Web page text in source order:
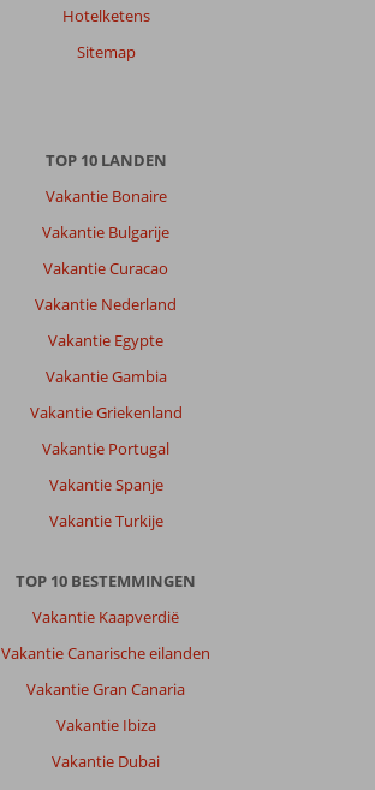
Hotelketens
Sitemap
TOP 10 LANDEN
Vakantie Bonaire
Vakantie Bulgarije
Vakantie Curacao
Vakantie Nederland
Vakantie Egypte
Vakantie Gambia
Vakantie Griekenland
Vakantie Portugal
Vakantie Spanje
Vakantie Turkije
TOP 10 BESTEMMINGEN
Vakantie Kaapverdië
Vakantie Canarische eilanden
Vakantie Gran Canaria
Vakantie Ibiza
Vakantie Dubai